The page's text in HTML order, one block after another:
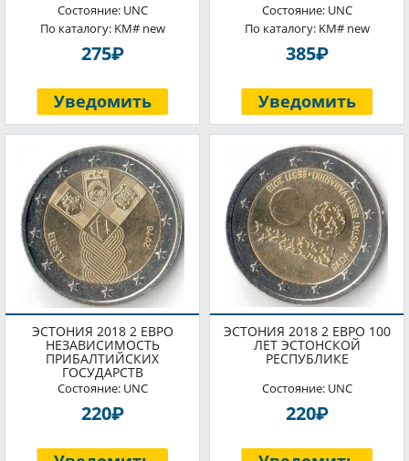
Состояние: UNC
По каталогу: KM# new
275P
Уведомить
Состояние: UNC
По каталогу: KM# new
385P
Уведомить
ЭСТОНИЯ 2018 2 ЕВРО
НЕЗАВИСИМОСТЬ
ПРИБАЛТИЙСКИХ
ГОСУДАРСТВ
Состояние: UNC
220P
ЭСТОНИЯ 2018 2 ЕВРО 100
ЛЕТ ЭСТОНСКОЙ
РЕСПУБЛИКЕ
Состояние: UNC
220P